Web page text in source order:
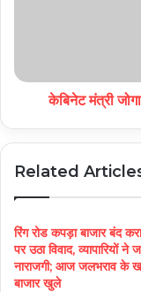
केबिनेट मंत्री
Related
रिंग रोड कपड़ा बाजार बंद
पर उठा विवाद, व्यापारियों ने
नाराजगी; आज जलभराव के
बाजार खुले